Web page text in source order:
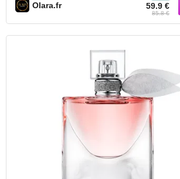
Olara.fr 59.9 €
85.8 €